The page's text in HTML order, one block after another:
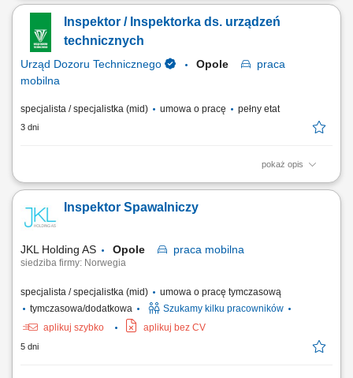
Inspektor / Inspektorka ds. urządzeń
technicznych
Urząd Dozoru Technicznego Opole
praca
mobilna
specjalista / specjalistka (mid) umowa o pracę pełny etat
3 dni
pokaż opis
Do Twoich zadań należeć będzie: Wykonywanie i dokumentowanie
urządzeń ciśnieniowych. Sprawdzanie kwalifikacji osób obsługujących i
konserwujących urządzenia ciśnieniowe.
Inspektor Spawalniczy
JKL Holding AS Opole praca mobilna
siedziba firmy: Norwegia
specjalista / specjalistka (mid)
umowa o pracę tymczasową
tymczasowa/dodatkowa
Szukamy kilku pracowników
aplikuj szybko
aplikuj bez CV
5 dni